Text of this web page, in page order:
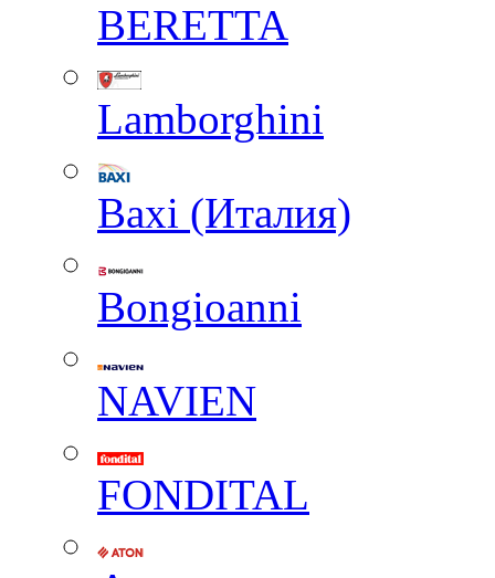
BERETTA
Lamborghini
Baxi (Италия)
Вongioanni
NAVIEN
FONDITAL